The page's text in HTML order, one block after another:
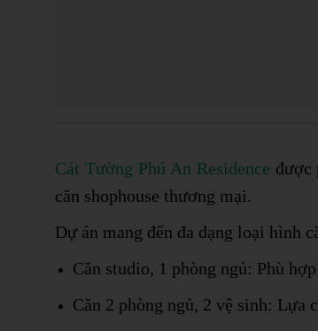
Cát Tường Phú An Residence được
căn shophouse thương mại.
Dự án mang đến đa dạng loại hình
Căn studio, 1 phòng ngủ: Phù
Căn 2 phòng ngủ, 2 vệ sinh: Lựa